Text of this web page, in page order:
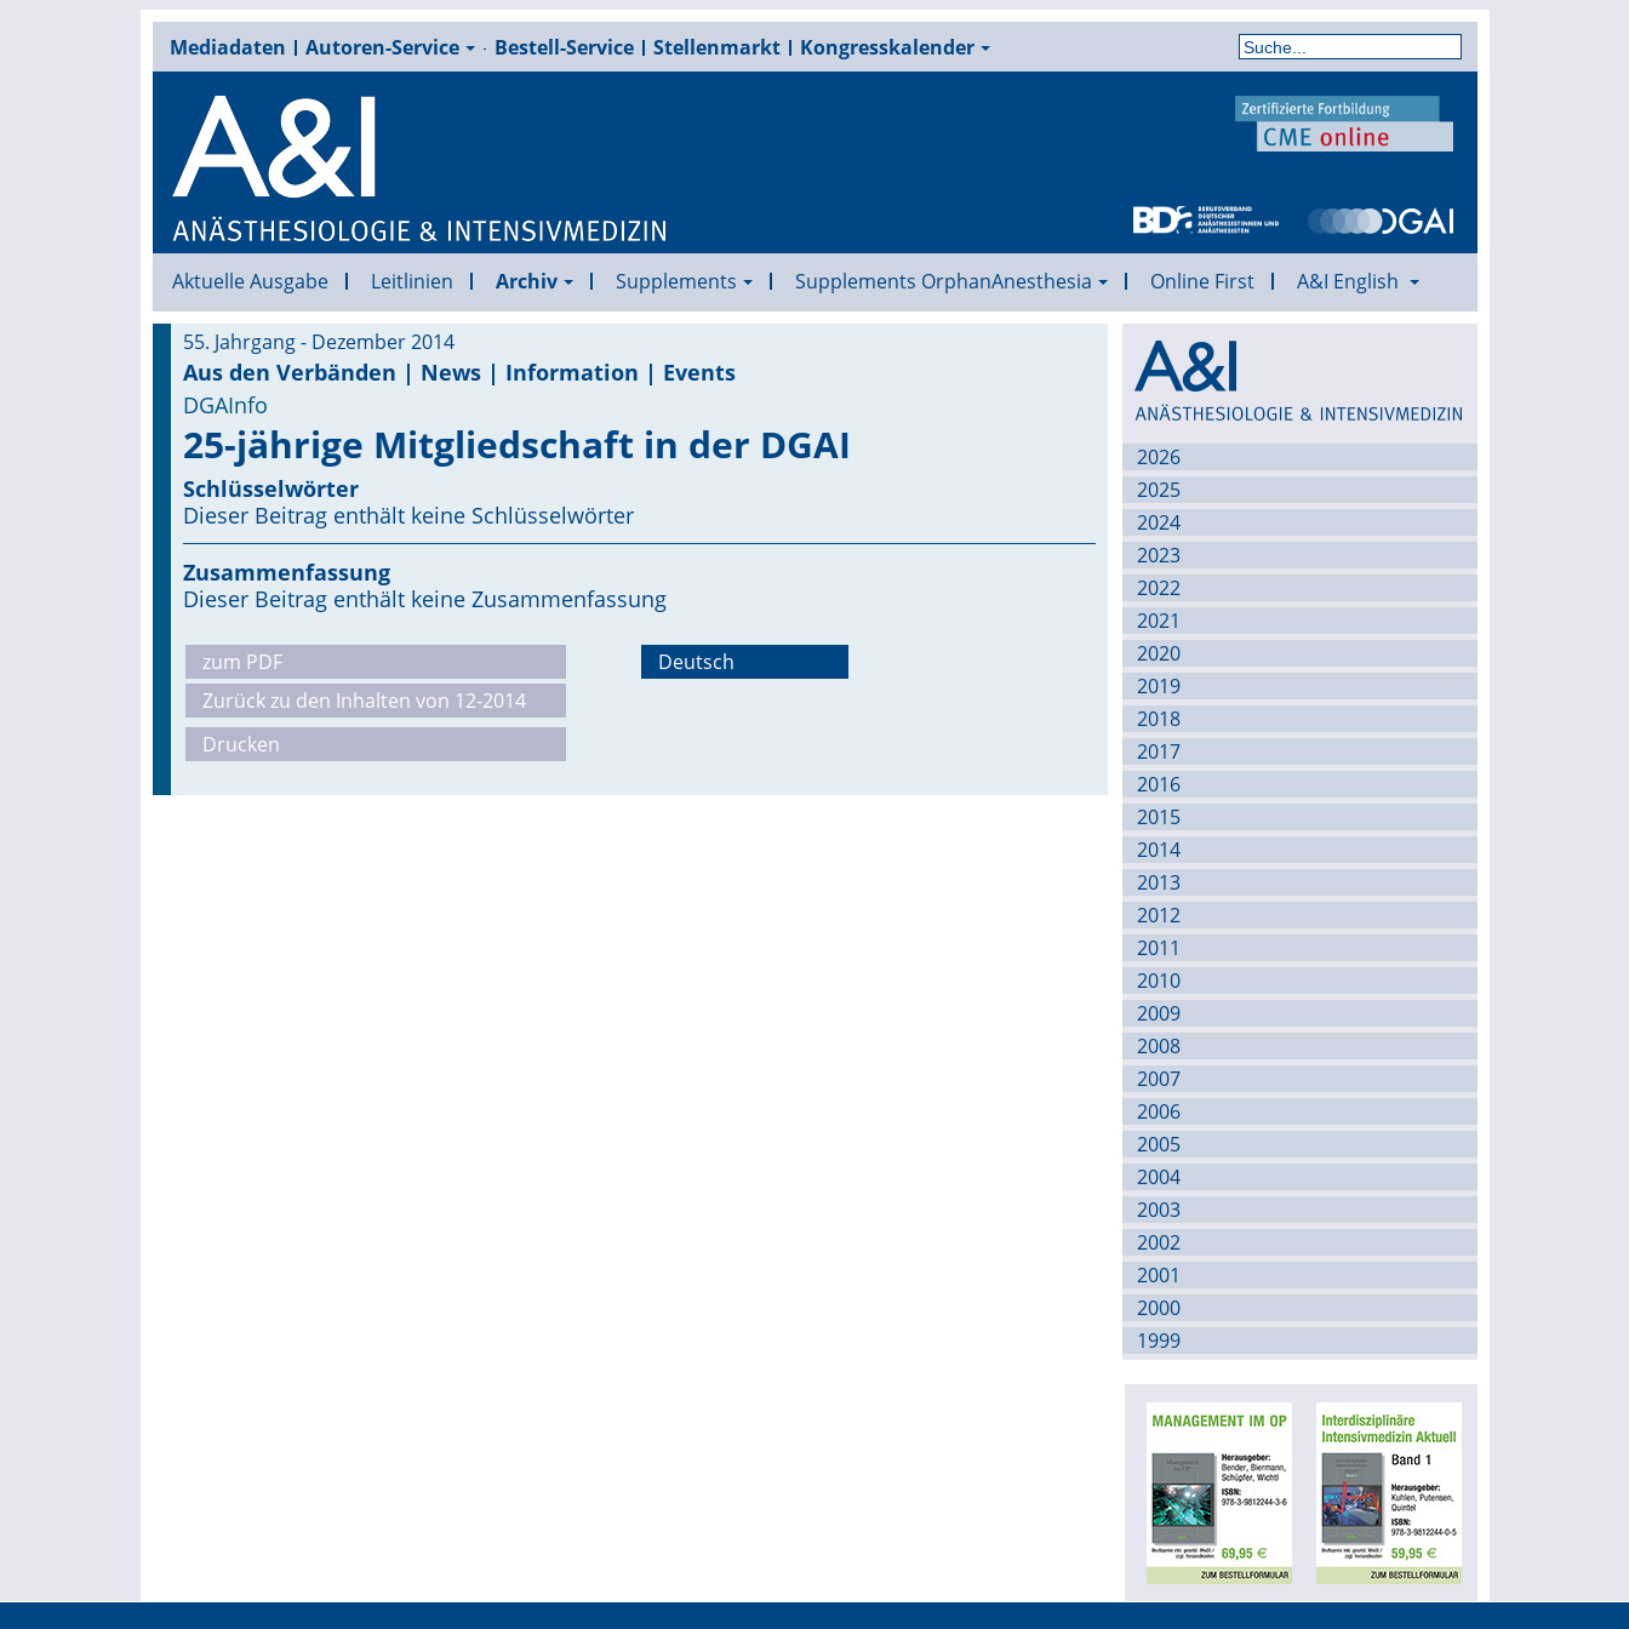
Mediadaten Autoren-Service Bestell-Service Stellenmarkt Kongresskalender
Aktuelle Ausgabe Leitlinien Archiv Supplements Supplements OrphanAnesthesia Online First A&I English
55. Jahrgang - Dezember 2014
Aus den Verbänden | News | Information | Events
DGAInfo
25-jährige Mitgliedschaft in der DGAI
Schlüsselwörter
Dieser Beitrag enthält keine Schlüsselwörter
Zusammenfassung
Dieser Beitrag enthält keine Zusammenfassung
zum PDF
Zurück zu den Inhalten von 12-2014
Drucken
Deutsch
Archiv
2026
2025
2024
2023
2022
2021
2020
2019
2018
2017
2016
2015
2014
2013
2012
2011
2010
2009
2008
2007
2006
2005
2004
2003
2002
2001
2000
1999